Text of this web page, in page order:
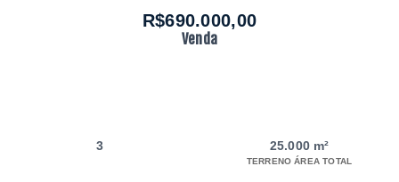
R$690.000,00
Venda
3 25.000 m²
TERRENO ÁREA TOTAL